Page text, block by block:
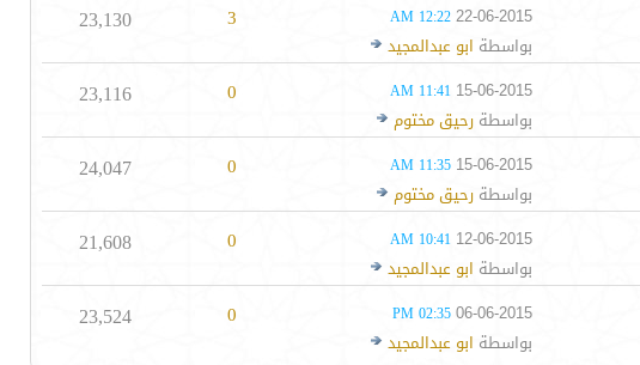
22-06-2015
12:22 AM
بواسطة ابو عبدالمجيد
3
23,130
15-06-2015
11:41 AM
بواسطةرحيق مختوم
0
23,116
15-06-2015
11:35 AM
بواسطةرحيق مختوم
0
24,047
12-06-2015
10:41 AM
بواسطة ابو عبدالمجيد
0
21,608
06-06-2015
02:35 PM
بواسطة ابو عبدالمجيد
0
23,524